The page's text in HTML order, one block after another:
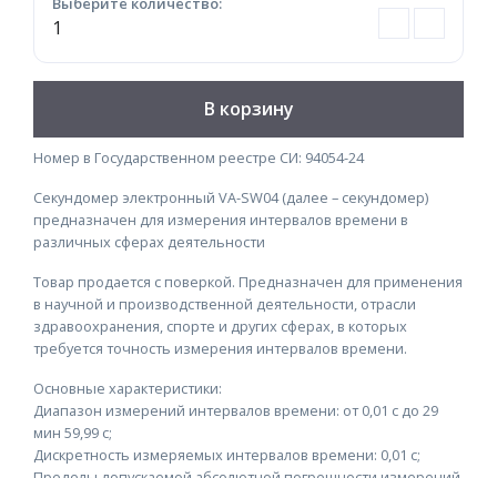
В корзину
Номер в Государственном реестре СИ: 94054-24
Секундомер электронный VA-SW04 (далее – секундомер)
предназначен для измерения интервалов времени в
различных сферах деятельности
Товар продается с поверкой. Предназначен для применения
в научной и производственной деятельности, отрасли
здравоохранения, спорте и других сферах, в которых
требуется точность измерения интервалов времени.
Основные характеристики:
Диапазон измерений интервалов времени: от 0,01 с до 29
мин 59,99 с;
Дискретность измеряемых интервалов времени: 0,01 с;